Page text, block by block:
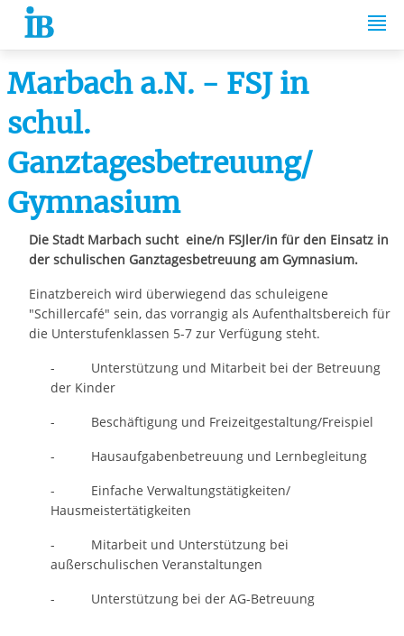
Springe zum Inhalt
Marbach a.N. - FSJ in
schul.
Ganztagesbetreuung/
Gymnasium
Die Stadt Marbach sucht eine/n FSJler/in für den Einsatz in
der schulischen Ganztagesbetreuung am Gymnasium.
Einatzbereich wird überwiegend das schuleigene
"Schillercafé" sein, das vorrangig als Aufenthaltsbereich für
die Unterstufenklassen 5-7 zur Verfügung steht.
- Unterstützung und Mitarbeit bei der Betreuung
der Kinder
- Beschäftigung und Freizeitgestaltung/Freispiel
- Hausaufgabenbetreuung und Lernbegleitung
- Einfache Verwaltungstätigkeiten/
Hausmeistertätigkeiten
- Mitarbeit und Unterstützung bei
außerschulischen Veranstaltungen
- Unterstützung bei der AG-Betreuung